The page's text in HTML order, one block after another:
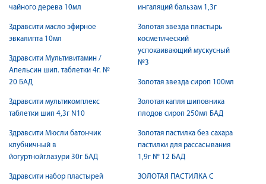
чайного дерева 10мл
Здравсити масло эфирное
эвкалипта 10мл
Здравсити Мультивитамин /
Апельсин шип. таблетки 4г. №
20 БАД
Здравсити мультикомплекс
таблетки шип 4,3г N10
Здравсити Мюсли батончик
клубничный в
йогуртнойглазури 30г БАД
Здравсити набор пластырей
ингаляций бальзам 1,3г
Золотая звезда пластырь
косметический
успокаивающий мускусный
№3
Золотая звезда сироп 100мл
Золотая капля шиповника
плодов сироп 250мл БАД
Золотая пастилка без сахара
пастилки для рассасывания
1,9г № 12 БАД
ЗОЛОТАЯ ПАСТИЛКА С